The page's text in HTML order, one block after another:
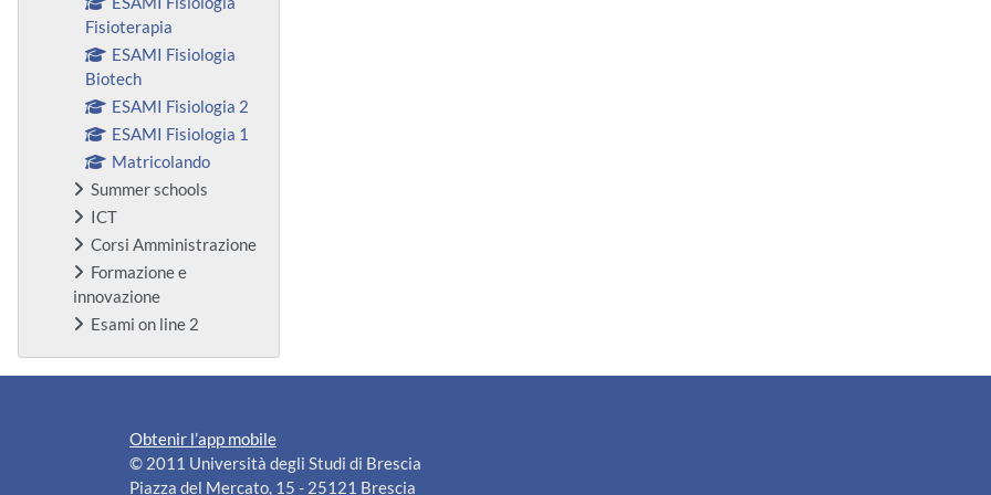
Fisioterapia
ESAMI Fisiologia
Biotech
ESAMI Fisiologia 2
ESAMI Fisiologia 1
Matricolando
Summer schools
ICT
Corsi Amministrazione
Formazione e
innovazione
Esami on line 2
Obtenir l’app mobile
© 2011 Università degli Studi di Brescia
Piazza del Mercato, 15 - 25121 Brescia